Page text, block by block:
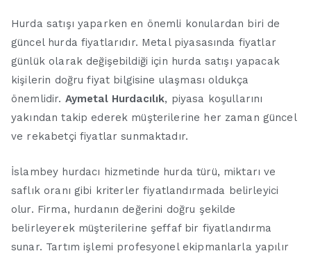
Hurda satışı yaparken en önemli konulardan biri de
güncel hurda fiyatlarıdır. Metal piyasasında fiyatlar
günlük olarak değişebildiği için hurda satışı yapacak
kişilerin doğru fiyat bilgisine ulaşması oldukça
önemlidir. Aymetal Hurdacılık, piyasa koşullarını
yakından takip ederek müşterilerine her zaman güncel
ve rekabetçi fiyatlar sunmaktadır.
İslambey hurdacı hizmetinde hurda türü, miktarı ve
saflık oranı gibi kriterler fiyatlandırmada belirleyici
olur. Firma, hurdanın değerini doğru şekilde
belirleyerek müşterilerine şeffaf bir fiyatlandırma
sunar. Tartım işlemi profesyonel ekipmanlarla yapılır